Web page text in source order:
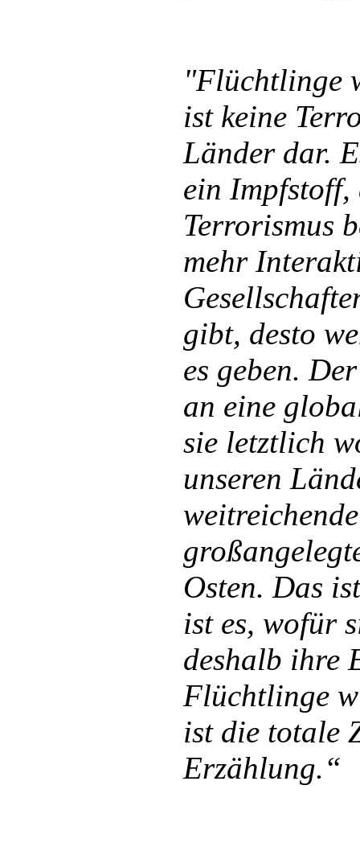
"Flüchtlinge
ist keine
Länder dar.
ein Impfstoff,
Terrorismus
mehr
gibt, desto
es geben.
an eine
sie letztlich
unseren
Osten. Das
ist es, wofür
deshalb ihre
Flüchtlinge
ist die totale
Erzählung.“